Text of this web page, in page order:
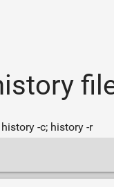
-c; history -r